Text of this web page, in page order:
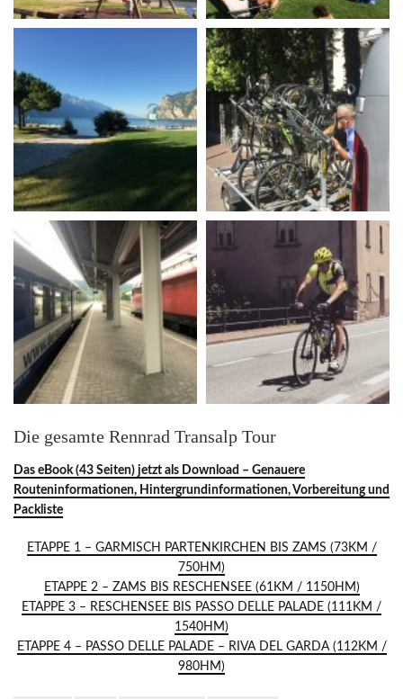
Die gesamte Rennrad Transalp Tour
Das eBook (43 Seiten) jetzt als Download – Genauere
Routeninformationen, Hintergrundinformationen, Vorbereitung und
Packliste
ETAPPE 1 – GARMISCH PARTENKIRCHEN BIS ZAMS (73KM /
750HM)
ETAPPE 2 – ZAMS BIS RESCHENSEE (61KM / 1150HM)
ETAPPE 3 – RESCHENSEE BIS PASSO DELLE PALADE (111KM /
1540HM)
ETAPPE 4 – PASSO DELLE PALADE – RIVA DEL GARDA (112KM /
980HM)